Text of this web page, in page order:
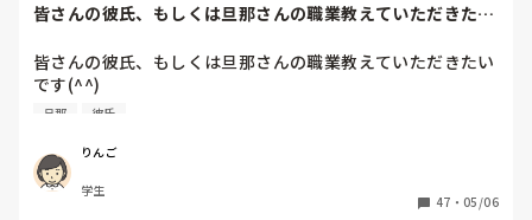
皆さんの彼氏、もしくは旦那さんの職業教えていただきたい
皆さんの彼氏、もしくは旦那さんの職業教えていただきたい
です(^^)
旦那 彼氏
りんご
学生
47 ・ 05/06